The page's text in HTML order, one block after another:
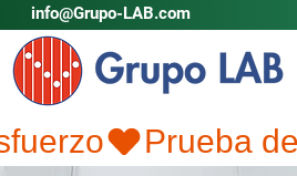
info@Grupo-LAB.com